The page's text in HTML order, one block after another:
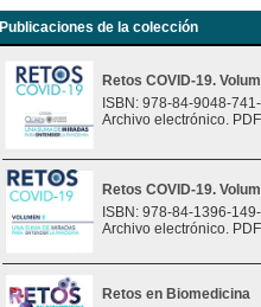
Publicaciones de la colección
Retos COVID-19.
ISBN: 978-84-9048-
Archivo electrónico.
Retos COVID-19.
ISBN: 978-84-1396-
Archivo electrónico.
Retos en Biomedicina